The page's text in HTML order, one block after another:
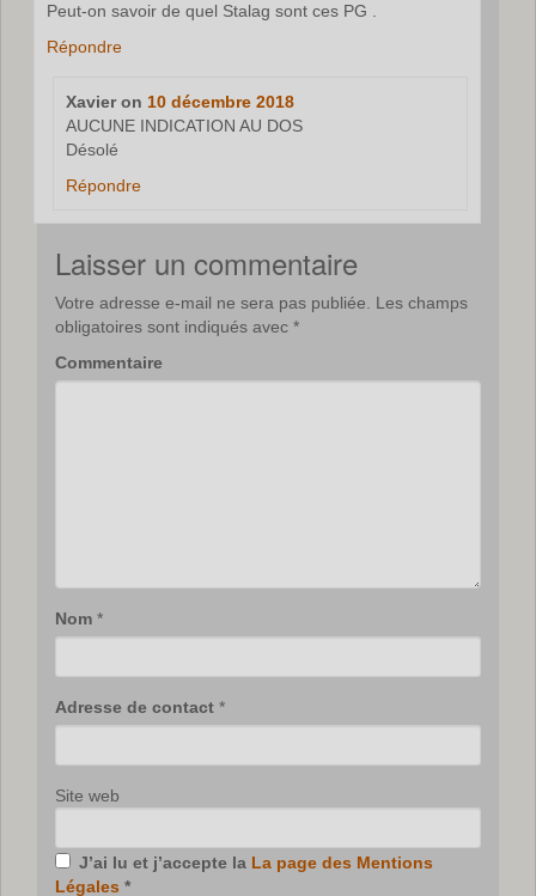
Peut-on savoir de quel Stalag sont ces PG .
Répondre
Xavieron 10 décembre 2018
AUCUNE INDICATION AU DOS
Désolé
Répondre
Laisser un commentaire
Votre adresse e-mail ne sera pas publiée.
Les champs
obligatoires sont indiqués avec *
Commentaire
Nom *
Adresse de contact *
Site web
J’ai lu et j’accepte la La page des Mentions
Légales *